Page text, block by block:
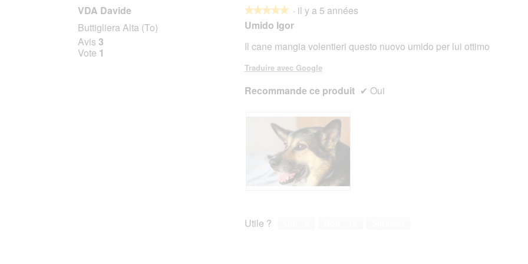
VDA Davide
Buttigliera Alta (To)
Avis 3
Vote 1
★★★★★
★★★★★
5
5
· il y a 5 années
Umido Igor
Il cane mangia volentieri questo nuovo umido per lui ottimo
Traduire avec Google
Recommande ce produit ✔ Oui
i
s
o
t
Utile ?